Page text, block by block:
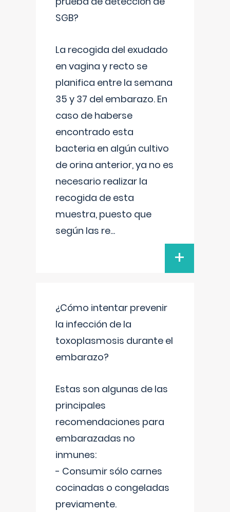
SGB?
La recogida del exudado
en vagina y recto se
planifica entre la semana
35 y 37 del embarazo. En
caso de haberse
encontrado esta
bacteria en algún cultivo
de orina anterior, ya no es
necesario realizar la
recogida de esta
muestra, puesto que
según las re...
+
¿Cómo intentar prevenir
la infección de la
toxoplasmosis durante el
embarazo?
Estas son algunas de las
principales
recomendaciones para
embarazadas no
inmunes:
- Consumir sólo carnes
cocinadas o congeladas
previamente.